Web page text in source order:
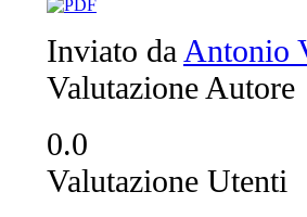
Inviato da Antonio
Valutazione Autore
0.0
Valutazione Utenti